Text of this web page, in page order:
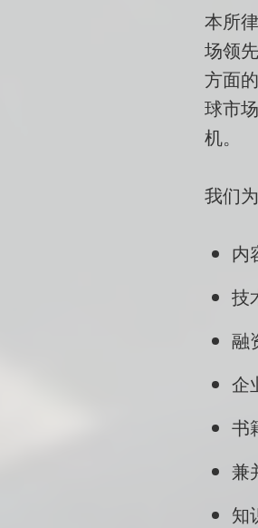
本所
场领
方面
球市
机。
我们
内
技
融
企
书
兼
知